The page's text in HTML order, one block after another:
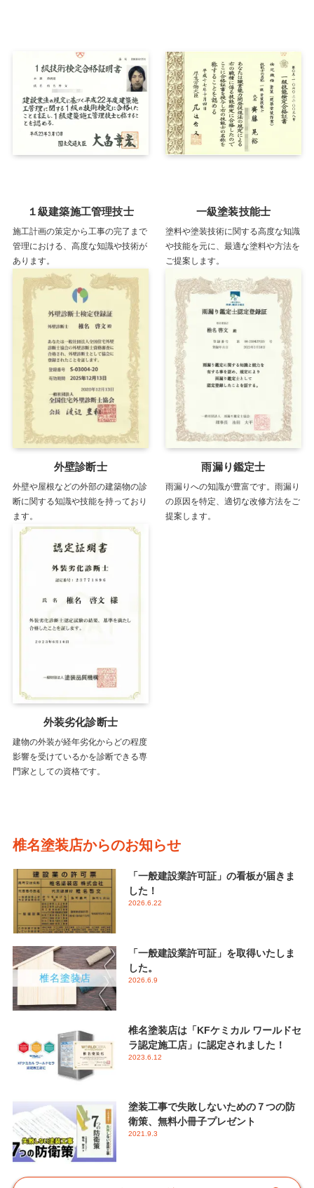
１級建築施工管理技士
施工計画の策定から工事の完了まで
管理における、高度な知識や技術が
あります。
一級塗装技能士
塗料や塗装技術に関する高度な知識
や技能を元に、最適な塗料や方法を
ご提案します。
外壁診断士
外壁や屋根などの外部の建築物の診
断に関する知識や技能を持っており
ます。
雨漏り鑑定士
雨漏りへの知識が豊富です。雨漏り
の原因を特定、適切な改修方法をご
提案します。
外装劣化診断士
建物の外装が経年劣化からどの程度
影響を受けているかを診断できる専
門家としての資格です。
椎名塗装店からのお知らせ
「一般建設業許可証」の看板が届きま
した！
2026.6.22
「一般建設業許可証」を取得いたしま
した。
2026.6.9
椎名塗装店は「KFケミカル ワールドセ
ラ認定施工店」に認定されました！
2023.6.12
塗装工事で失敗しないための７つの防
衛策、無料小冊子プレゼント
2021.9.3